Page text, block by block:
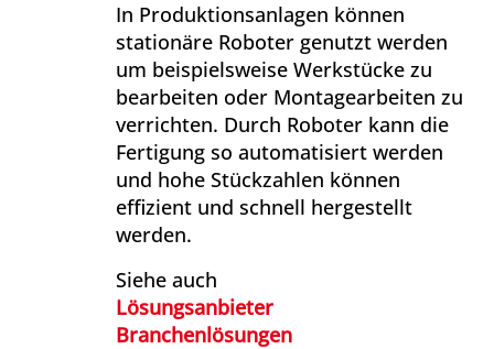
In Produktionsanlagen können
stationäre Roboter genutzt werden
um beispielsweise Werkstücke zu
bearbeiten oder Montagearbeiten zu
verrichten. Durch Roboter kann die
Fertigung so automatisiert werden
und hohe Stückzahlen können
effizient und schnell hergestellt
werden.
Siehe auch
Lösungsanbieter
Branchenlösungen